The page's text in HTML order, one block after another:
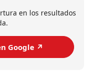
en los resultados
Google ↗️